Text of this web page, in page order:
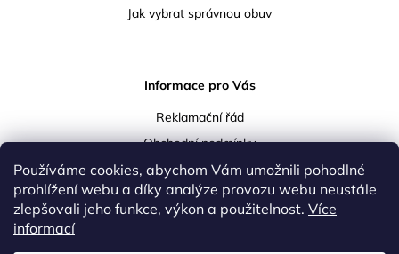
Používáme cookies, abychom Vám umožnili pohodlné
prohlížení webu a díky analýze provozu webu neustále
zlepšovali jeho funkce, výkon a použitelnost. Více
informací
Jak vybrat správnou obuv
Informace pro Vás
Reklamační řád
Obchodní podmínky
Podmínky ochrany osobních údajů
Doprava a platba
Vrácení a reklamace zboží